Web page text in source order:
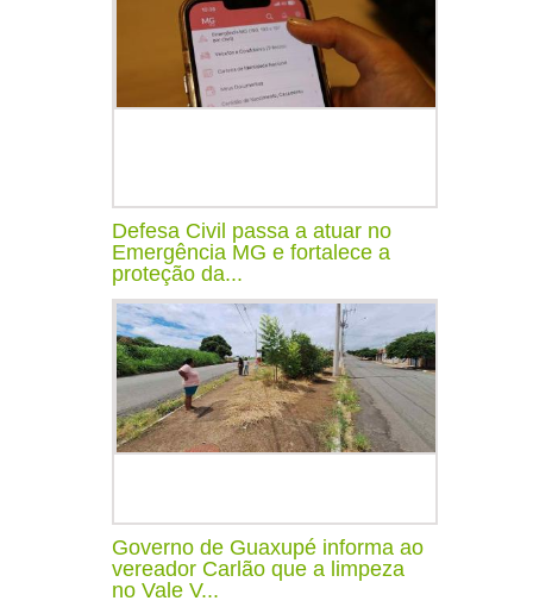
Defesa Civil passa a atuar no
Emergência MG e fortalece a
proteção da...
Governo de Guaxupé informa ao
vereador Carlão que a limpeza
no Vale V...